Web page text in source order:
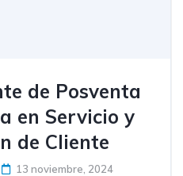
de Posventa
en Servicio y
de Cliente
13 noviembre, 2024